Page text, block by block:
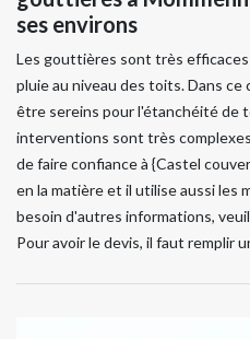
ses environs
Les gouttières sont très
pluie au niveau des toits. Dans
être sereins pour l'étanchéité de
interventions sont très
de faire confiance à {Castel
en la matière et il utilise aussi les
besoin d'autres informations,
Pour avoir le devis, il faut remplir